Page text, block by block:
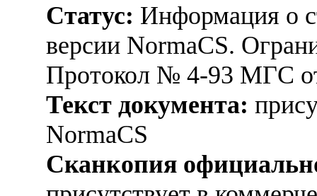
Статус: Информация о
версии NormaCS.
Протокол № 4-93 МГС
Текст документа:
NormaCS
Сканкопия